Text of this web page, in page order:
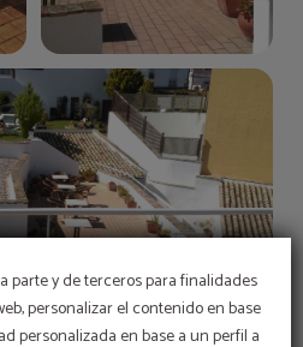
parte y de terceros para finalidades
personalizar el contenido en base
personalizada en base a un perfil a